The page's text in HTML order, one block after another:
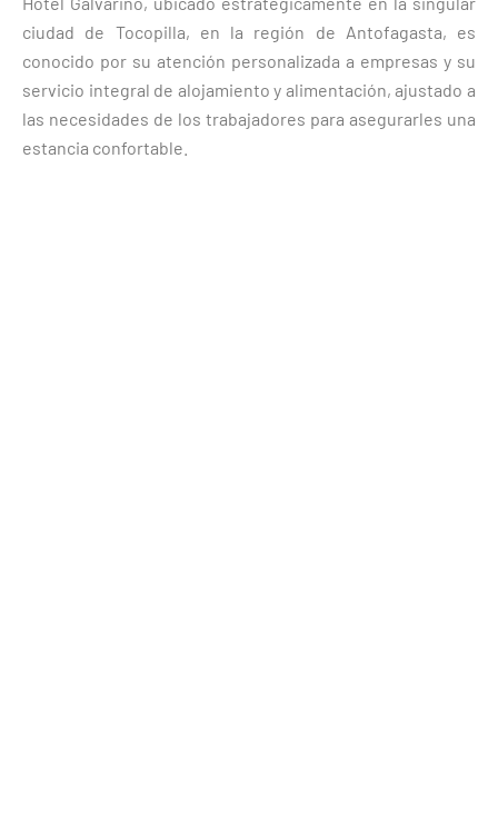
ciudad de Tocopilla, en la región de Antofagasta, es
conocido por su atención personalizada a empresas y su
servicio integral de alojamiento y alimentación, ajustado a
las necesidades de los trabajadores para asegurarles una
estancia confortable.